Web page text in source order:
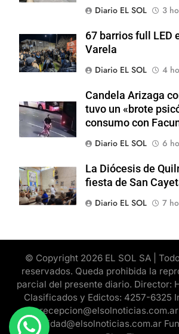
Diario EL SOL
3
67 barrios full LED
Varela
Diario EL SOL
4
Candela Arizaga
tuvo un «brote
consumo con
Diario EL SOL
6
La Diócesis de
fiesta de San
Diario EL SOL
7
© Copyright 2026 EL SOL SA |
reservados. Queda prohibida la
parcial del presente diario. Director:
Clasificados y Edictos: 4257-6325
publicidad@elsolnoticias.com.ar